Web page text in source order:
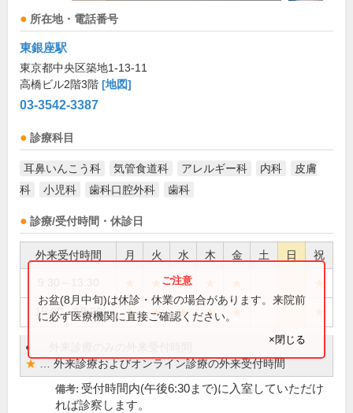
所在地・電話番号
東銀座駅
東京都中央区築地1-13-11
高橋ビル2階3階 [地図]
03-3542-3387
診療科目
耳鼻いんこう科 気管食道科 アレルギー科 内科
皮膚
科
小児科 歯科口腔外科 歯科
診療/受付時間・休診日
外来受付時間 月 火 水 木 金 土 日 祝
★ ★ ★ ★ ★ ★
15:00～18:30 ★ ★ ★ ★ ★ ★
●
★ … 外来診療およびオンライン診療の外来受付時間
お盆(8月中旬)は休診・休業の場合があります。来院前
に必ず医療機関に直接ご確認ください。
×閉じる
備考: 受付時間内(午後6:30まで)に入室していただけ
れば診察します。